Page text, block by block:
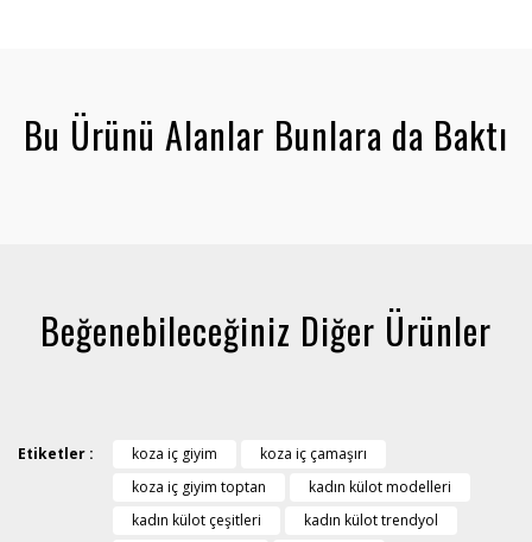
Bu Ürünü Alanlar Bunlara da Baktı
Beğenebileceğiniz Diğer Ürünler
Etiketler : koza iç giyim
koza iç çamaşırı
koza iç giyim toptan
kadın külot modelleri
kadın külot çeşitleri
kadın külot trendyol